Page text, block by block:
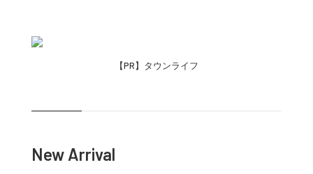
【PR】タウンライフ
New Arrival